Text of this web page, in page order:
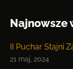
Najnowsze
II Puchar Stajni
21 maj, 2024